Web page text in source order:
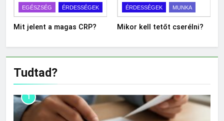
EGÉSZSÉG ÉRDESSÉGEK
Mit jelent a magas CRP?
ÉRDESSÉGEK MUNKA
Mikor kell tetőt cserélni?
Tudtad?
1